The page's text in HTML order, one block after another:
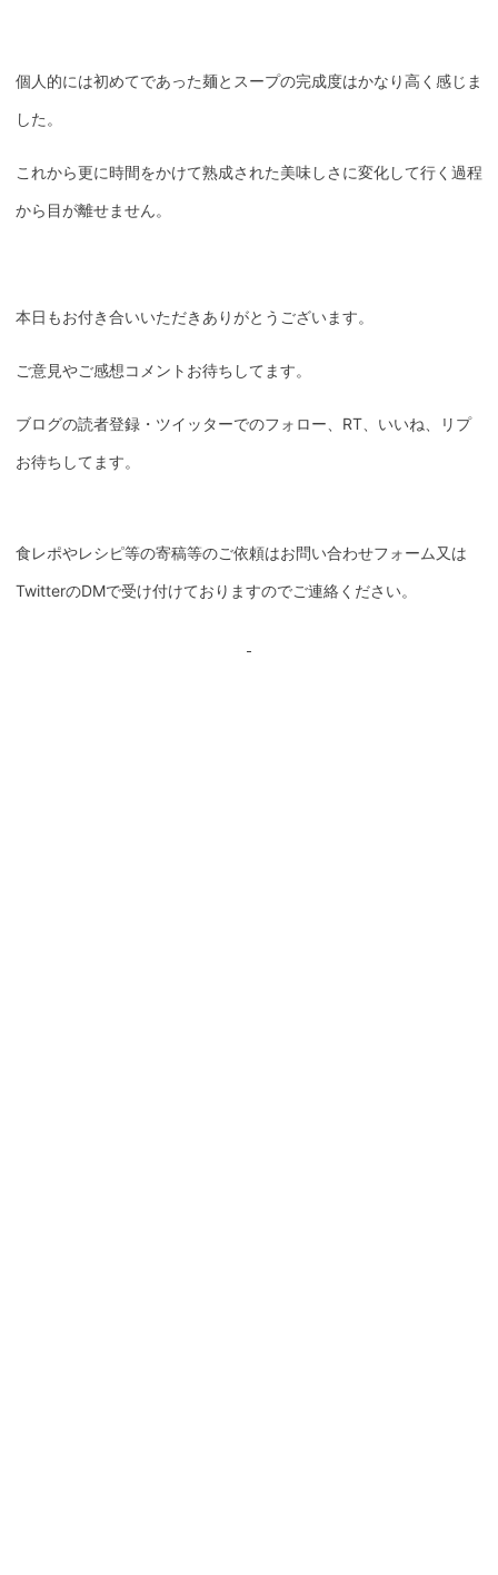
個人的には初めてであった麺とスープの完成度はかなり高く感じま
した。
これから更に時間をかけて熟成された美味しさに変化して行く過程
から目が離せません。
本日もお付き合いいただきありがとうございます。
ご意見やご感想コメントお待ちしてます。
ブログの読者登録・ツイッターでのフォロー、RT、いいね、リプ
お待ちしてます。
食レポやレシピ等の寄稿等のご依頼はお問い合わせフォーム又は
TwitterのDMで受け付けておりますのでご連絡ください。